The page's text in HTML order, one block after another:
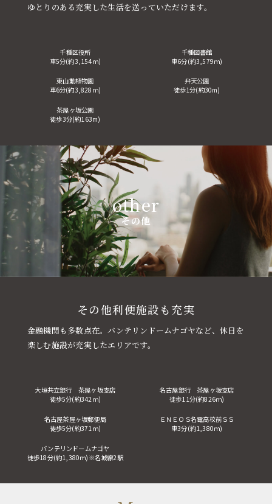
ゆとりのある充実した生活を送っていただけます。
千種区役所
車5分(約3,154ｍ)
千種図書館
車6分(約3,579ｍ)
東山動植物園
車6分(約3,828ｍ)
弁天公園
徒歩1分(約30m)
茶屋ヶ坂公園
徒歩3分(約163m)
other
その他
その他利便施設も充実
金融機関も多数点在。バンテリンドームナゴヤなど、休日を
楽しむ施設が充実したエリアです。
大垣共立銀行 茶屋ヶ坂支店
徒歩5分(約342ｍ)
名古屋銀行 茶屋ヶ坂支店
徒歩11分(約826ｍ)
名古屋茶屋ヶ坂郵便局
徒歩5分(約371ｍ)
ＥＮＥＯＳ名電高校前ＳＳ
車3分(約1,380ｍ)
バンテリンドームナゴヤ
徒歩18分(約1,380ｍ)※名城線2駅